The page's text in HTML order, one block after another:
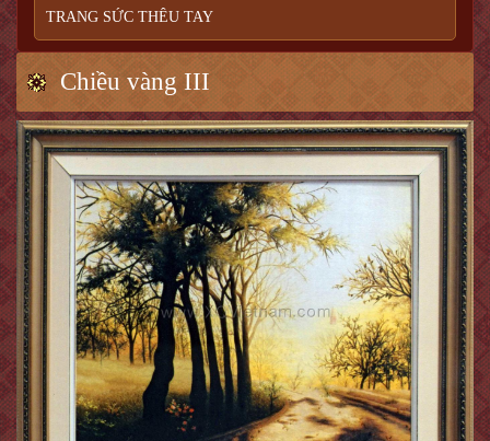
TRANG SỨC THÊU TAY
Chiều vàng III